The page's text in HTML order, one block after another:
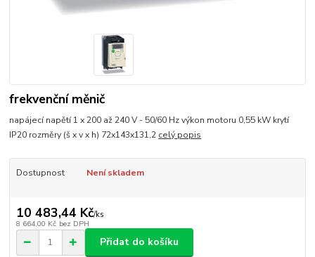
frekvenční měnič
napájecí napětí 1 x 200 až 240 V - 50/60 Hz výkon motoru 0,55 kW krytí
IP20 rozměry (š x v x h) 72x143x131,2 celý popis
Dostupnost Není skladem
10 483,44 Kč/ks
8 664,00 Kč bez DPH
Přidat do košíku